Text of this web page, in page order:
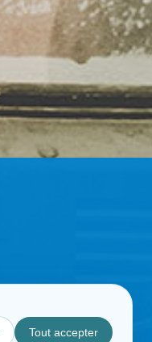
Tout accepter